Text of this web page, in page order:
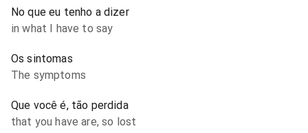
No que eu tenho a dizer
in what I have to say
Os sintomas
The symptoms
Que você é, tão perdida
that you have are, so lost